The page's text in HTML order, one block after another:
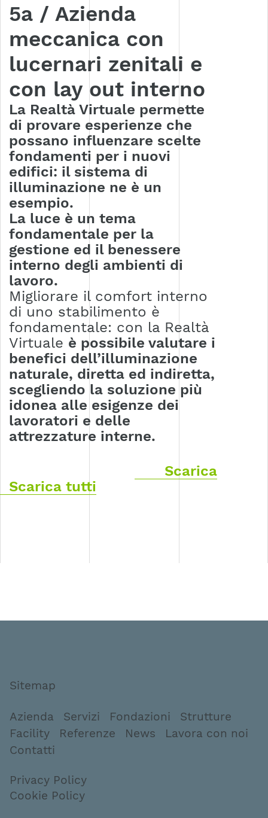
5a / Azienda
meccanica con
lucernari zenitali e
con lay out interno
La Realtà Virtuale permette
di provare esperienze che
possano influenzare scelte
fondamenti per i nuovi
edifici: il sistema di
illuminazione ne è un
esempio.
La luce è un tema
fondamentale per la
gestione ed il benessere
interno degli ambienti di
lavoro.
Migliorare il comfort interno
di uno stabilimento è
fondamentale: con la Realtà
Virtuale è possibile valutare i
benefici dell’illuminazione
naturale, diretta ed indiretta,
scegliendo la soluzione più
idonea alle esigenze dei
lavoratori e delle
attrezzature interne.
Scarica
Scarica tutti
Sitemap
Azienda Servizi Fondazioni
Strutture
Facility
Referenze News
Lavora con noi
Contatti
Privacy Policy
Cookie Policy